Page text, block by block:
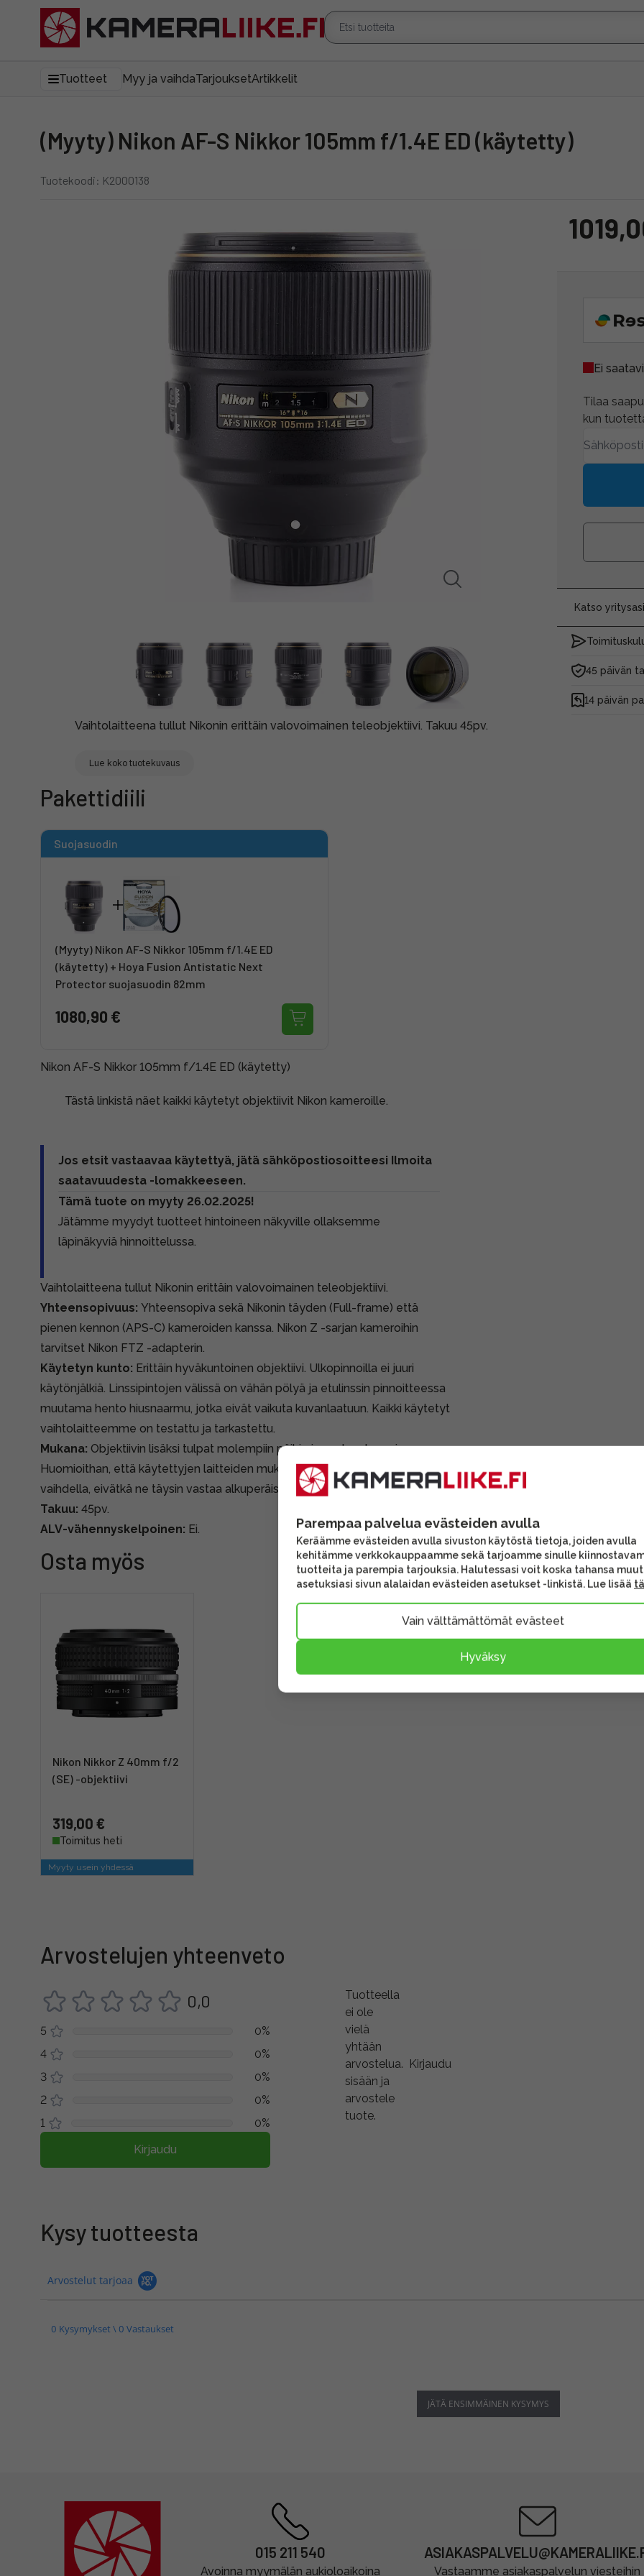
Tuotteet Myy ja vaihdaTarjouksetArtikkelit
(Myyty) Nikon AF-S Nikkor 105mm f/1.4E ED (käytetty)
Tuotekoodi: K2000138
Vaihtolaitteena tullut Nikonin erittäin valovoimainen teleobjektiivi. Takuu 45pv.
Lue koko tuotekuvaus
Ei
Tilaa
kun
Katso
45 päivän
14 päivän
Pakettidiili
Suojasuodin
(Myyty) Nikon AF-S Nikkor 105mm f/1.4E ED
(käytetty) + Hoya Fusion Antistatic Next
Protector suojasuodin 82mm
1080,90 €
Nikon AF-S Nikkor 105mm f/1.4E ED (käytetty)
Tästä linkistä näet kaikki käytetyt objektiivit Nikon kameroille.
Jos etsit vastaavaa käytettyä, jätä sähköpostiosoitteesi Ilmoita
saatavuudesta -lomakkeeseen.
Tämä tuote on myyty 26.02.2025!
Jätämme myydyt tuotteet hintoineen näkyville ollaksemme
läpinäkyviä hinnoittelussa.
Vaihtolaitteena tullut Nikonin erittäin valovoimainen teleobjektiivi.
Yhteensopivuus: Yhteensopiva sekä Nikonin täyden (Full-frame) että
pienen kennon (APS-C) kameroiden kanssa. Nikon Z -sarjan kameroihin
tarvitset Nikon FTZ -adapterin.
Käytetyn kunto: Erittäin hyväkuntoinen objektiivi. Ulkopinnoilla ei juuri
käytönjälkiä. Linssipintojen välissä on vähän pölyä ja etulinssin pinnoitteessa
muutama hento hiusnaarmu, jotka eivät vaikuta kuvanlaatuun. Kaikki käytetyt
vaihtolaitteemme on testattu ja tarkastettu.
Mukana: Objektiivin lisäksi tulpat molempiin päihin ja vastavalosuoja.
Huomioithan, että käytettyjen laitteiden mukana tulevat lisävarusteet voivat
vaihdella, eivätkä ne täysin vastaa alkuperäispakkauksen sisältöä.
Takuu: 45pv.
ALV-vähennyskelpoinen: Ei.
Osta myös
Nikon Nikkor Z 40mm f/2
(SE) -objektiivi
319,00 €
Toimitus heti
Myyty usein yhdessä
Arvostelujen yhteenveto
0,0
5
0%
4
0%
3
0%
2
0%
1
0%
Kirjaudu
Tuotteella
ei ole
vielä
yhtään
arvostelua. Kirjaudu
sisään ja
arvostele
tuote.
Kysy tuotteesta
Arvostelut tarjoaa
0 Kysymykset \ 0 Vastaukset
JÄTÄ ENSIMMÄINEN KYSYMYS
015 211 540
Avoinna myymälän aukioloaikoina Vastaamme asiakaspalvelun viesteihin
Parempaa palvelua evästeiden avulla
Keräämme evästeiden avulla sivuston käytöstä tietoja, joiden avulla
kehitämme verkkokauppaamme sekä tarjoamme sinulle
tuotteita ja parempia tarjouksia. Halutessasi voit koska tahansa
asetuksiasi sivun alalaidan evästeiden asetukset -linkistä. Lue lisää
Vain välttämättömät evästeet
Hyväksy